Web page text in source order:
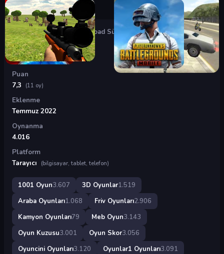
Oyunlar›3D Oyunlar Off-Road Sürüş
Off-Road Sürüş
Puan
7,3
(11 oy)
Eklenme
Temmuz 2022
Oynanma
4.016
Platform
Tarayıcı
(bilgisayar, tablet, telefon)
1001 Oyun3.607 3D Oyunlar1.519
Araba Oyunları1.068 Friv Oyunları2.906
Kamyon Oyunları79 Meb Oyun3.143
Oyun Kuzusu3.001 Oyun Skor3.056
Oyuncini Oyunları3.120 Oyunlar1 Oyunları3.091